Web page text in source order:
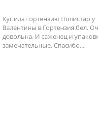
Купила гортензию Полистар у
Валентины в Гортензия.бел.
довольна. И саженец и
замечательные. Спасибо...